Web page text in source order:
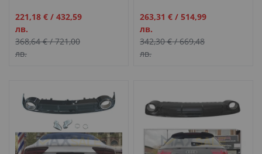
Промо
цена
221,18 € / 432,59
лв.
368,64 €/721,00
лв.
Промо
цена
263,31 € /514,99
лв.
342,30 €/669,48
лв.